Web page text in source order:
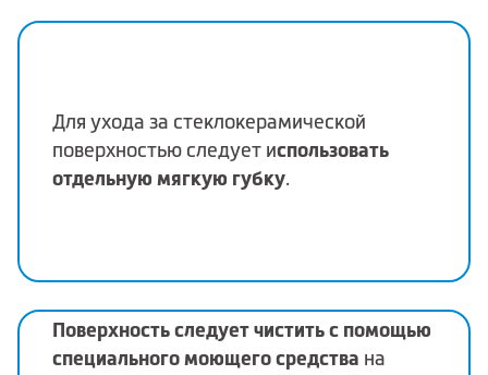
Для ухода за стеклокерамической
поверхностью следует использовать
отдельную мягкую губку.
Поверхность следует чистить с помощью
специального моющего средства на